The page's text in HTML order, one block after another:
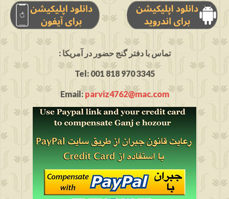
: تماس با دفتر گنج حضور در آمریکا
Tel: 001 818 970 3345
Email:parviz4762@mac.com